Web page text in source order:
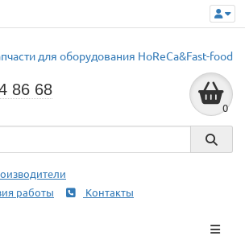
86 68
0
работы
Контакты